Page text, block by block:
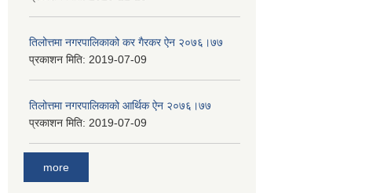
तिलोत्तमा नगरपालिकाको कर गैरकर ऐन २०७६।७७
प्रकाशन मिति: 2019-07-09
तिलोत्तमा नगरपालिकाको आर्थिक ऐन २०७६।७७
प्रकाशन मिति: 2019-07-09
more